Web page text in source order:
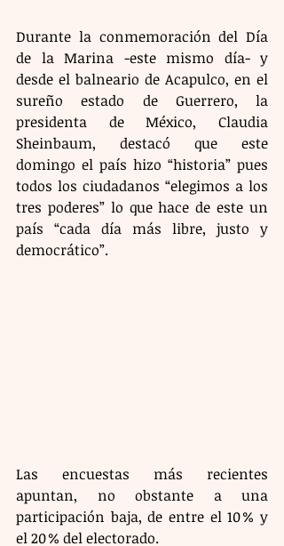
Durante la conmemoración del Día
de la Marina -este mismo día- y
desde el balneario de Acapulco, en el
sureño estado de Guerrero, la
presidenta de México, Claudia
Sheinbaum, destacó que este
domingo el país hizo “historia” pues
todos los ciudadanos “elegimos a los
tres poderes” lo que hace de este un
país “cada día más libre, justo y
democrático”.
Las encuestas más recientes
apuntan, no obstante a una
participación baja, de entre el 10 % y
el 20 % del electorado.